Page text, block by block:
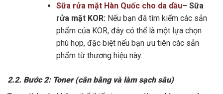
Sữa rửa mặt Hàn Quốc cho da dầu– Sữa
rửa mặt KOR: Nếu bạn đã tìm kiếm các sản
phẩm của KOR, đây có thể là một lựa chọn
phù hợp, đặc biệt nếu bạn ưu tiên các sản
phẩm từ thương hiệu này.
2.2. Bước 2: Toner (cân bằng và làm sạch sâu)